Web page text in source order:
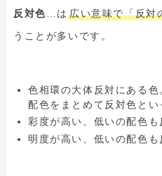
反対色 …は広い意味で「反対
うことが多いです。
色相環の大体反対にある
配色をまとめて反対色とい
彩度が高い、低いの配色も
明度が高い、低いの配色も